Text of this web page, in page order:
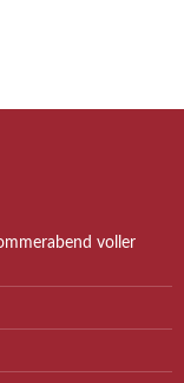
voller